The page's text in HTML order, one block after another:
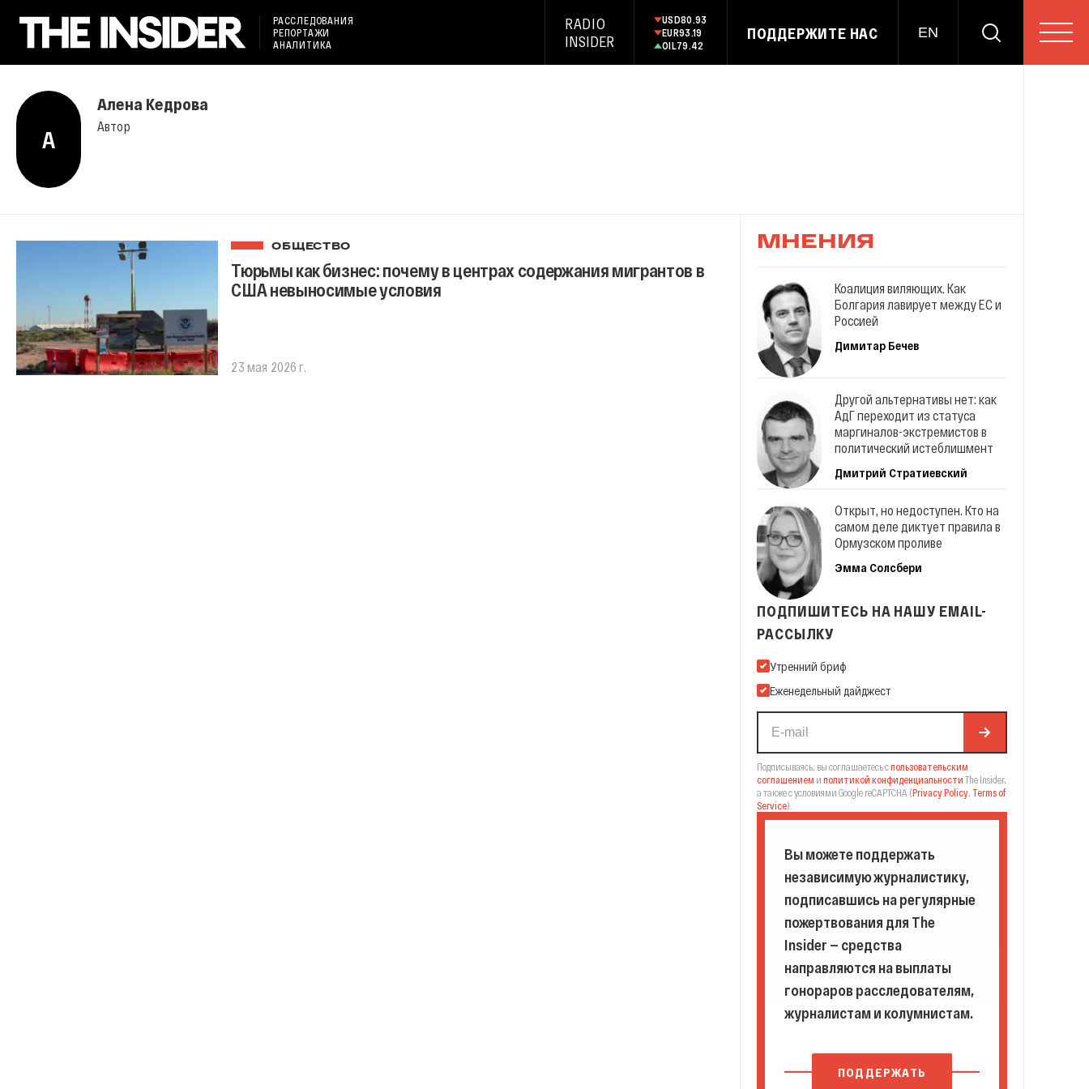
РАССЛЕДОВАНИЯ
РЕПОРТАЖИ
АНАЛИТИКА
RADIO
INSIDER
USD80.93
EUR93.19
OIL79.42
ПОДДЕРЖИТЕ НАС EN
А
Алена Кедрова
Автор
ОБЩЕСТВО
Тюрьмы как бизнес: почему в центрах содержания мигрантов в
США невыносимые условия
23 мая 2026 г.
МНЕНИЯ
Коалиция виляющих. Как
Болгария лавирует между ЕС и
Россией
Димитар Бечев
Другой альтернативы нет: как
АдГ переходит из статуса
маргиналов-экстремистов в
политический истеблишмент
Дмитрий Стратиевский
Открыт, но недоступен. Кто на
самом деле диктует правила в
Ормузском проливе
Эмма Солсбери
ПОДПИШИТЕСЬ НА НАШУ EMAIL-
РАССЫЛКУ
Подпишитесь на нашу Email-рассылку
Утренний бриф
Еженедельный дайджест
Подписываясь, вы соглашаетесь спользовательским
соглашением и политикой конфиденциальности The Insider,
а также с условиями Google reCAPTCHA (Privacy Policy, Terms of
Service).
Вы можете поддержать
независимую журналистику,
подписавшись на регулярные
пожертвования для The
Insider — средства
направляются на выплаты
гонораров расследователям,
журналистам и колумнистам.
ПОДДЕРЖАТЬ